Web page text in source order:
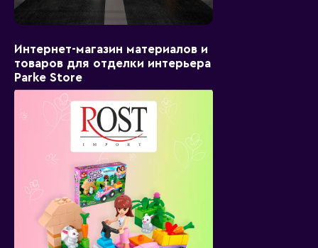
Интернет-магазин материалов и
товаров для отделки интерьера
Parke Store